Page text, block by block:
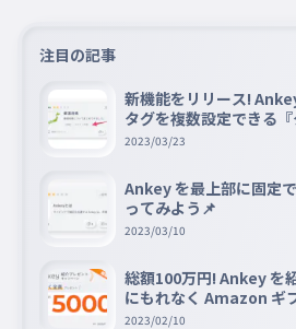
注目の記事
新機能をリリース!
タグを複数設定できる
2023/03/23
Ankey を最上部に固定
ってみよう📌
2023/03/10
総額100万円! Ankey を
にもれなく Amazon ギ
ゼントキャンペーン!!
2023/02/10